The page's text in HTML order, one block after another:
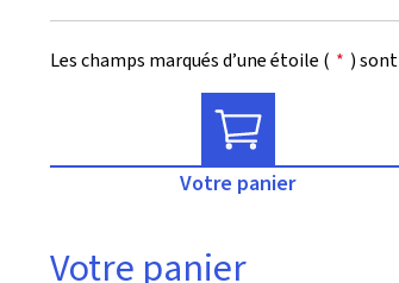
Les champs marqués d’une étoile ( * ) sont
Votre panier
Votre panier